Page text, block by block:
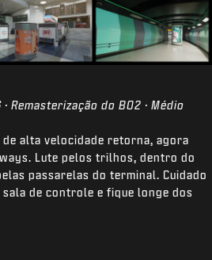
Remasterização do BO2 · Médio
alta velocidade retorna, agora
Lute pelos trilhos, dentro do
passarelas do terminal. Cuidado
de controle e fique longe dos